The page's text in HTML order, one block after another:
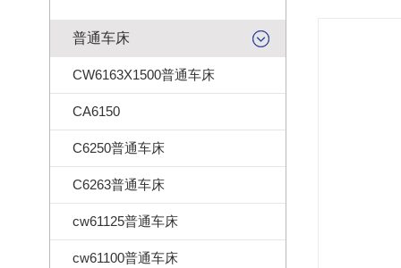
普通车床
CW6163X1500普通车床
CA6150
C6250普通车床
C6263普通车床
cw61125普通车床
cw61100普通车床